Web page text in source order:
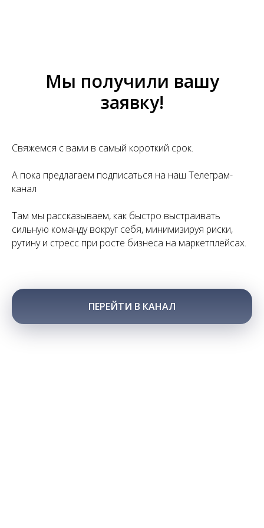
Мы получили вашу
заявку!
Свяжемся с вами в самый короткий срок.
А пока предлагаем подписаться на наш Телеграм-
канал
Там мы рассказываем, как быстро выстраивать
сильную команду вокруг себя, минимизируя риски,
рутину и стресс при росте бизнеса на маркетплейсах.
ПЕРЕЙТИ В КАНАЛ